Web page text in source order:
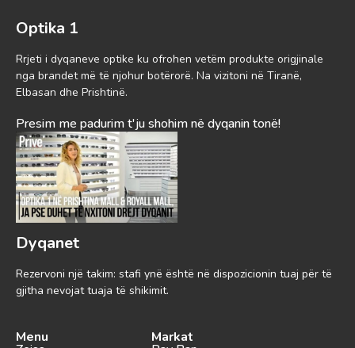
Optika 1
Rrjeti i dyqaneve optike ku ofrohen vetëm produkte origjinale
nga brandet më të njohur botërorë. Na vizitoni në Tiranë,
Elbasan dhe Prishtinë.
Presim me padurim t'ju shohim në dyqanin tonë!
Dyqanet
Rezervoni një takim: stafi ynë është në dispozicionin tuaj për të
gjitha nevojat tuaja të shikimit.
Menu Markat